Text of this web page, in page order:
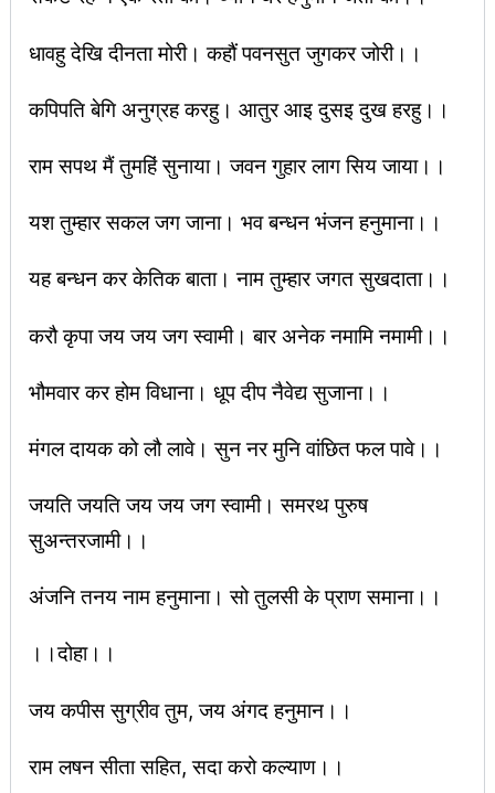
धावहु देखि दीनता मोरी। कहौं पवनसुत जुगकर जोरी।।
कपिपति बेगि अनुग्रह करहु। आतुर आइ दुसइ दुख हरहु।।
राम सपथ मैं तुमहिं सुनाया। जवन गुहार लाग सिय जाया।।
यश तुम्हार सकल जग जाना। भव बन्धन भंजन हनुमाना।।
यह बन्धन कर केतिक बाता। नाम तुम्हार जगत सुखदाता।।
करौ कृपा जय जय जग स्वामी। बार अनेक नमामि नमामी।।
भौमवार कर होम विधाना। धूप दीप नैवेद्य सुजाना।।
मंगल दायक को लौ लावे। सुन नर मुनि वांछित फल पावे।।
जयति जयति जय जय जग स्वामी। समरथ पुरुष
सुअन्तरजामी।।
अंजनि तनय नाम हनुमाना। सो तुलसी के प्राण समाना।।
।।दोहा।।
जय कपीस सुग्रीव तुम, जय अंगद हनुमान।।
राम लषन सीता सहित, सदा करो कल्याण।।